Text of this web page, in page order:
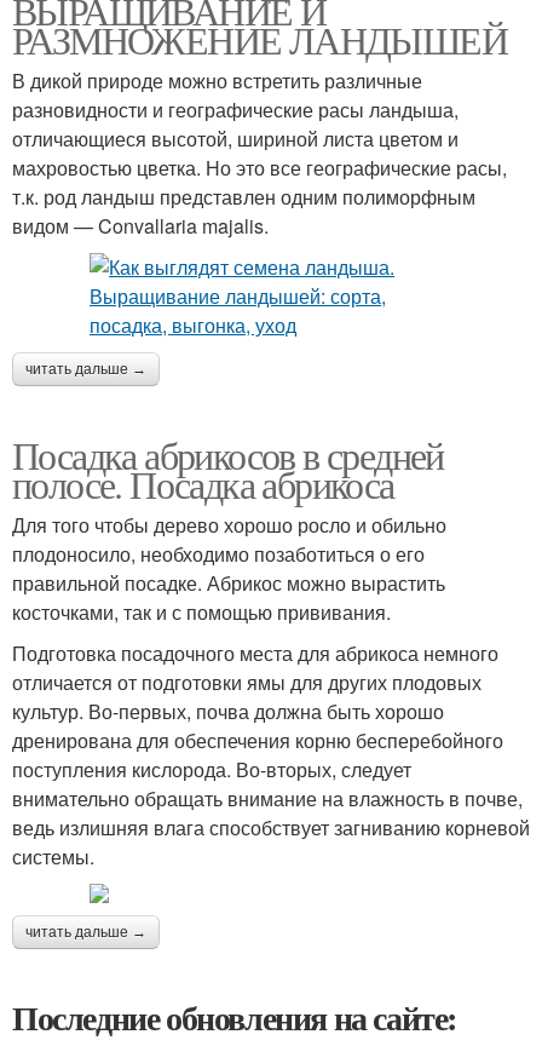
ВЫРАЩИВАНИЕ И
РАЗМНОЖЕНИЕ ЛАНДЫШЕЙ
В дикой природе можно встретить различные
разновидности и географические расы ландыша,
отличающиеся высотой, шириной листа цветом и
махровостью цветка. Но это все географические расы,
т.к. род ландыш представлен одним полиморфным
видом — Convallaria majalis.
читать дальше →
Посадка абрикосов в средней
полосе. Посадка абрикоса
Для того чтобы дерево хорошо росло и обильно
плодоносило, необходимо позаботиться о его
правильной посадке. Абрикос можно вырастить
косточками, так и с помощью прививания.
Подготовка посадочного места для абрикоса немного
отличается от подготовки ямы для других плодовых
культур. Во-первых, почва должна быть хорошо
дренирована для обеспечения корню бесперебойного
поступления кислорода. Во-вторых, следует
внимательно обращать внимание на влажность в почве,
ведь излишняя влага способствует загниванию корневой
системы.
читать дальше →
Последние обновления на сайте: